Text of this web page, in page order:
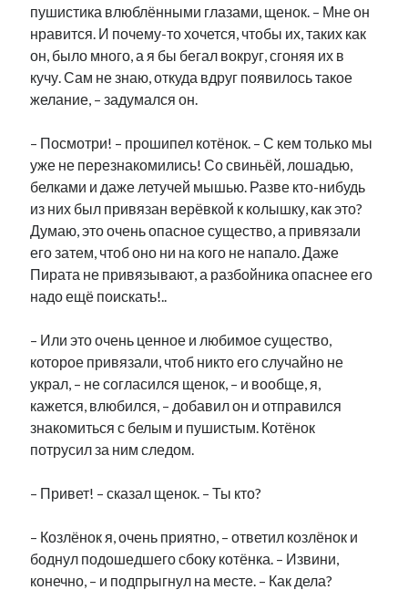
т.х. ильвес танк фотоотчет экономика экономика эстонии
эстония эстонский язык
Михаил Стальнухин:
mstalnuhhin@gmail.com
Отзывы и предложения по блогу:
anton.stalnuhhin@gmail.com
пушистика влюблёнными глазами, щенок. – Мне он
нравится. И почему-то хочется, чтобы их, таких как
он, было много, а я бы бегал вокруг, сгоняя их в
кучу. Сам не знаю, откуда вдруг появилось такое
желание, – задумался он.
– Посмотри! – прошипел котёнок. – С кем только мы
уже не перезнакомились! Со свиньёй, лошадью,
белками и даже летучей мышью. Разве кто-нибудь
из них был привязан верёвкой к колышку, как это?
Думаю, это очень опасное существо, а привязали
его затем, чтоб оно ни на кого не напало. Даже
Пирата не привязывают, а разбойника опаснее его
надо ещё поискать!..
– Или это очень ценное и любимое существо,
которое привязали, чтоб никто его случайно не
украл, – не согласился щенок, – и вообще, я,
кажется, влюбился, – добавил он и отправился
знакомиться с белым и пушистым. Котёнок
потрусил за ним следом.
– Привет! – сказал щенок. – Ты кто?
– Козлёнок я, очень приятно, – ответил козлёнок и
боднул подошедшего сбоку котёнка. – Извини,
конечно, – и подпрыгнул на месте. – Как дела?